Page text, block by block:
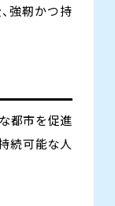
強靭かつ持
都市を促進
続可能な人